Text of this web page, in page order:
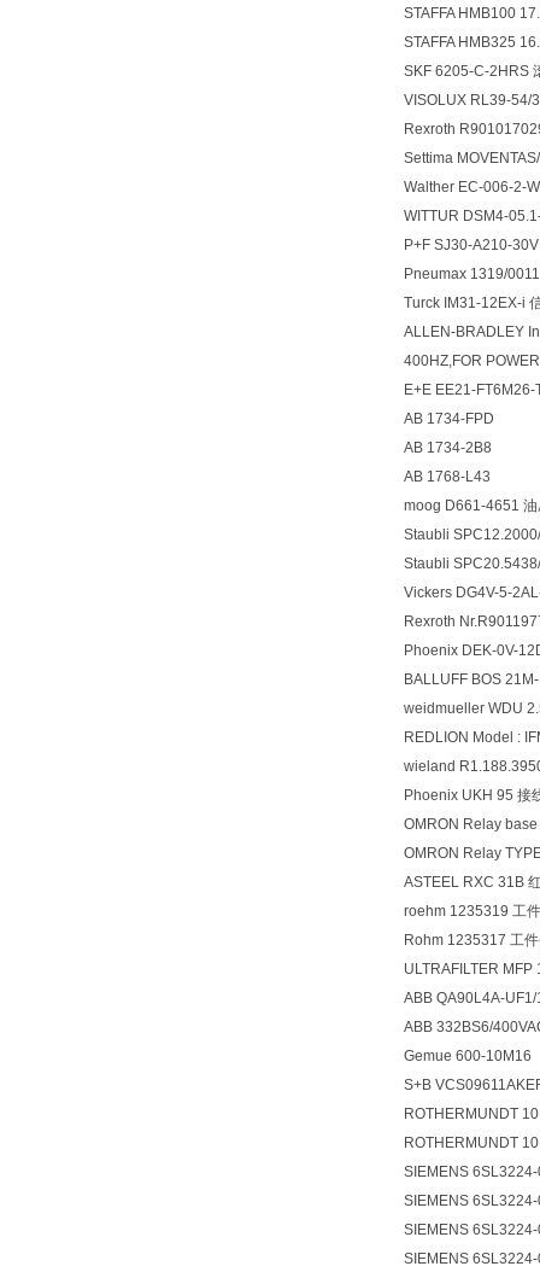
STAFFA HMB100
STAFFA HMB325
SKF 6205-C-2HRS
VISOLUX RL39-54/
Rexroth
Settima
Walther EC-006-2-
WITTUR DSM4-
P+F SJ30-A210-
Pneumax 1319/
Turck IM31-12EX-i
ALLEN-BRADLEY
400HZ,FOR
E+E EE21-
AB 1734-FPD
AB 1734-2B8
AB 1768-L43
moog D661-4651
Staubli
Staubli
Vickers DG4V-5-
Rexroth
Phoenix DEK-0V-
BALLUFF BOS
weidmueller WDU
REDLION Model :
wieland
Phoenix UKH 95 接
OMRON Relay
OMRON Relay
ASTEEL RXC 31B
roehm 1235319 工
Rohm 1235317 工
ULTRAFILTER
ABB QA90L4A-
ABB 332BS6/
Gemue 600-10M16
S+B
ROTHERMUNDT
ROTHERMUNDT
SIEMENS
SIEMENS
SIEMENS
SIEMENS